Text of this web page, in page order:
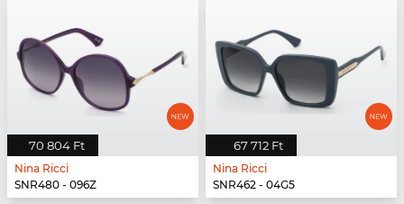
70 804 Ft
Nina Ricci
SNR480 - 096Z
67 712 Ft
Nina Ricci
SNR462 - 04G5